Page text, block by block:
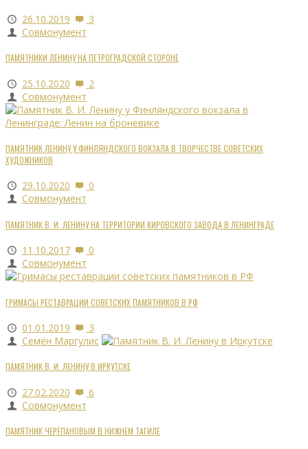
26.10.2019
3
Совмонумент
ПАМЯТНИКИ ЛЕНИНУ НА ПЕТРОГРАДСКОЙ СТОРОНЕ
25.10.2020
2
Совмонумент
ПАМЯТНИК ЛЕНИНУ У ФИНЛЯНДСКОГО ВОКЗАЛА В ТВОРЧЕСТВЕ СОВЕТСКИХ
ХУДОЖНИКОВ
29.10.2020
0
Совмонумент
ПАМЯТНИК В. И. ЛЕНИНУ НА ТЕРРИТОРИИ КИРОВСКОГО ЗАВОДА В ЛЕНИНГРАДЕ
11.10.2017
0
Совмонумент
ГРИМАСЫ РЕСТАВРАЦИИ СОВЕТСКИХ ПАМЯТНИКОВ В РФ
01.01.2019
3
Семён Маргулис
ПАМЯТНИК В. И. ЛЕНИНУ В ИРКУТСКЕ
27.02.2020
6
Совмонумент
ПАМЯТНИК ЧЕРЕПАНОВЫМ В НИЖНЕМ ТАГИЛЕ